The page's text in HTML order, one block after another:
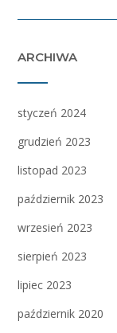
ARCHIWA
styczeń 2024
grudzień 2023
listopad 2023
październik 2023
wrzesień 2023
sierpień 2023
lipiec 2023
październik 2020